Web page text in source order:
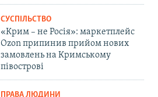
СУСПІЛЬСТВО
«Крим – не Росія»: маркетплейс
Ozon припинив прийом нових
замовлень на Кримському
півострові
ПРАВА ЛЮДИНИ